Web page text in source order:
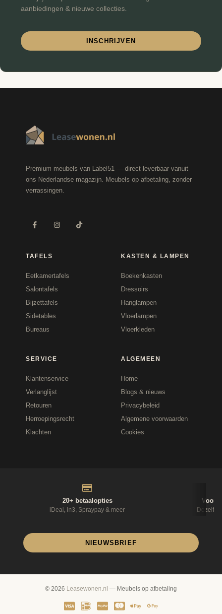
aanbiedingen & nieuwe collecties.
INSCHRIJVEN
Premium meubels van Label51 — direct leverbaar vanuit
ons Nederlandse magazijn. Meubels op afbetaling, zonder
verrassingen.
TAFELS
Eetkamertafels
Salontafels
Bijzettafels
Sidetables
Bureaus
KASTEN & LAMPEN
Boekenkasten
Dressoirs
Hanglampen
Vloerlampen
Vloerkleden
SERVICE
Klantenservice
Verlanglijst
Retouren
Herroepingsrecht
Klachten
ALGEMEEN
Home
Blogs & nieuws
Privacybeleid
Algemene voorwaarden
Cookies
20+ betaalopties
iDeal, in3, Spraypay & meer
Voor
NIEUWSBRIEF
© 2026 Leasewonen.nl — Meubels op afbetaling